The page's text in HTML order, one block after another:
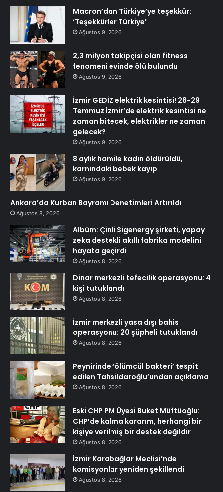
Macron’dan Türkiye’ye teşekkür:
‘Teşekkürler Türkiye’
Ağustos 9, 2026
2,3 milyon takipçisi olan fitness
fenomeni evinde ölü bulundu
Ağustos 9, 2026
İzmir GEDİZ elektrik kesintisi! 28-29
Temmuz İzmir’de elektrik kesintisi ne
zaman bitecek, elektrikler ne zaman
gelecek?
Ağustos 9, 2026
8 aylık hamile kadın öldürüldü,
karnındaki bebek kayıp
Ağustos 9, 2026
Ankara’da Kurban Bayramı Denetimleri Artırıldı
Ağustos 8, 2026
Albüm: Çinli Sigenergy şirketi, yapay
zeka destekli akıllı fabrika modelini
hayata geçirdi
Ağustos 8, 2026
Dinar merkezli tefecilik operasyonu: 4
kişi tutuklandı
Ağustos 8, 2026
İzmir merkezli yasa dışı bahis
operasyonu: 20 şüpheli tutuklandı
Ağustos 8, 2026
Peynirinde ‘ölümcül bakteri’ tespit
edilen Tahsildaroğlu’undan açıklama
Ağustos 8, 2026
Eski CHP PM Üyesi Buket Müftüoğlu:
CHP’de kalma kararım, herhangi bir
kişiye verilmiş bir destek değildir
Ağustos 8, 2026
İzmir Karabağlar Meclisi’nde
komisyonlar yeniden şekillendi
Ağustos 8, 2026